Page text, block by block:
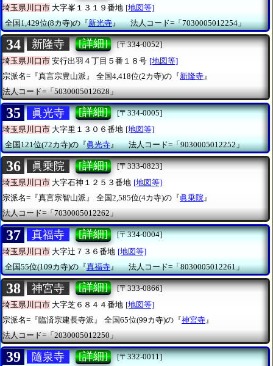
埼玉県川口市 大字峯１３１９番地 [地図等]
全国1,429位(8カ寺)の『新光寺』 法人コード=「7030005012254」
34 新隆寺 [詳細]
[〒334-0052]
埼玉県川口市 安行出羽４丁目５番１８号 [地図等]
宗派名=『真言宗豊山派』
全国4,418位(2カ寺)の『新隆寺 』
法人コード=「5030005012628」
35 眞光寺 [詳細]
[〒334-0005]
埼玉県川口市 大字里１３０６番地 [地図等]
全国121位(72カ寺)の『眞光寺』 法人コード=「9030005012252」
36 眞乗院 [詳細]
[〒333-0823]
埼玉県川口市 大字石神１２５３番地 [地図等]
宗派名=『真言宗智山派』
全国2,585位(4カ寺)の『眞乗院』
法人コード=「7030005012262」
37 真福寺 [詳細]
[〒334-0004]
埼玉県川口市 大字辻７３６番地 [地図等]
全国55位(109カ寺)の『真福寺』 法人コード=「8030005012261」
38 神宮寺 [詳細]
[〒333-0866]
埼玉県川口市 大字芝６８４４番地 [地図等]
宗派名=『臨済宗建長寺派』
全国65位(99カ寺)の『神宮寺』
法人コード=「2030005012250」
39 隨泉寺 [詳細]
[〒332-0011]